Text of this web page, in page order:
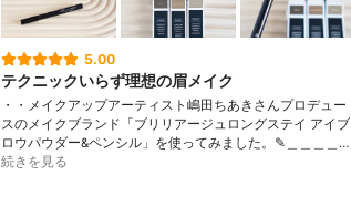
5.00
テクニックいらず理想の眉メイク
・・メイクアップアーティスト嶋田ちあきさんプロデュー
スのメイクブランド「ブリリアージュロングステイ アイブ
ロウパウダー&ペンシル」を使ってみました。✎︎＿＿＿＿…
続きを見る